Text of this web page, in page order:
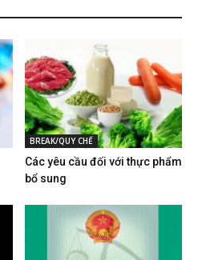
BREAK/QUY CHẾ
Các yêu cầu đối với thực phẩm
bổ sung